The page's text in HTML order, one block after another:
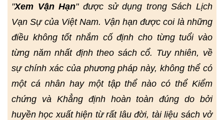
"Xem Vận Hạn" được sử dụng trong Sách Lịch
Vạn Sự của Việt Nam. Vận hạn được coi là những
điều không tốt nhắm cố định cho từng tuổi vào
từng năm nhất định theo sách cổ. Tuy nhiên, về
sự chính xác của phương pháp này, không thể có
một cá nhân hay một tập thể nào có thể Kiểm
chứng và Khẳng định hoàn toàn đúng do bởi
huyền học xuất hiện từ rất lâu đời, tài liệu sách vở